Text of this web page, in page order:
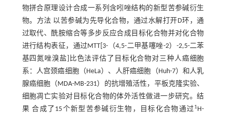
物拼合原理设计合成一系列含吲唑结构的新型苦参碱衍生
物。方法 以苦参碱为先导化合物，通过水解打开D环，通
过取代、酰胺缩合等多步反应合成目标化合物并对化合物
进行结构表征，通过MTT[3-（4,5-二甲基噻唑-2）-2,5-二苯
基四氮唑溴盐]比色法评估了目标化合物对三种人癌细胞
系：人宫颈癌细胞（HeLa）、人肝癌细胞（Huh-7）和人乳
腺癌细胞（MDA-MB-231）的抗增殖活性，平板克隆实验、
细胞凋亡实验对目标化合物的体外活性做进一步研究。结
果 合成了15个新型苦参碱衍生物，目标化合物通过1H-